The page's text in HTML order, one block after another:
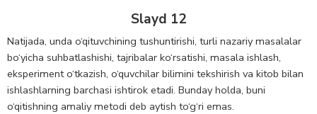
Slayd 12
Natijada, unda o‘qituvchining tushuntirishi, turli nazariy masalalar
bo‘yicha suhbatlashishi, tajribalar ko‘rsatishi, masala ishlash,
eksperiment o‘tkazish, o‘quvchilar bilimini tekshirish va kitob bilan
ishlashlarning barchasi ishtirok etadi. Bunday holda, buni
o‘qitishning amaliy metodi deb aytish to‘g‘ri emas.